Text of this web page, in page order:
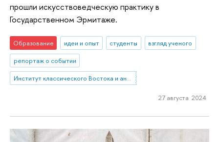
прошли искусствоведческую практику в
Государственном Эрмитаже.
Образование идеи и опыт студенты
взгляд ученого
репортаж о событии
Институт классического Востока и античности
27 августа 2024